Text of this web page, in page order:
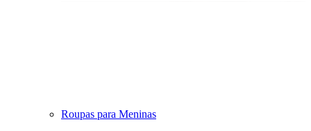
Roupas para Meninas